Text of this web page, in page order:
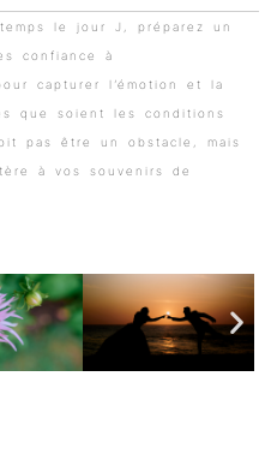
le jour J, préparez un
confiance à
capturer l’émotion et la
que soient les conditions
pas être un obstacle, mais
à vos souvenirs de